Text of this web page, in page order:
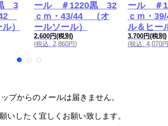
3
）
ール ＃1220黒 32
ｃｍ・43/44 （オ
ールソール）
2,600円(税別)
(税込: 2,860円)
ール ＃
ｃｍ・
ル＆ヒー
3,700円(税別)
(税込: 4,070円
からのメールは届きません。
いしたく宜しくお願い致します。